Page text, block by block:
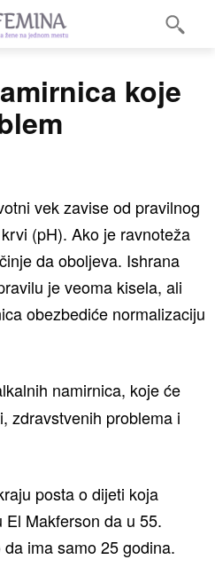
koje
vek zavise od pravilnog
(pH). Ako je ravnoteža
da oboljeva. Ishrana
je veoma kisela, ali
obezbediće normalizaciju
namirnica, koje će
zdravstvenih problema i
posta o dijeti koja
Makferson da u 55.
ima samo 25 godina.